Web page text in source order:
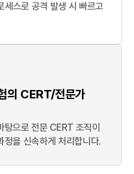
의 CERT/전문가
으로 전문 CERT 조직이
정을 신속하게 처리합니다.
스로 공격 발생 시 빠르고